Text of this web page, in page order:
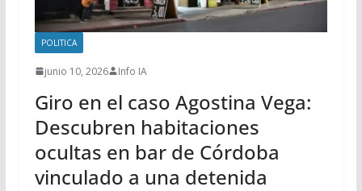
POLITICA
junio 10, 2026 Info IA
Giro en el caso Agostina Vega:
Descubren habitaciones
ocultas en bar de Córdoba
vinculado a una detenida